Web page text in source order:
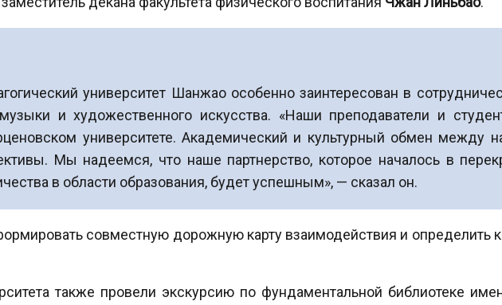
университет Шанжао особенно заинтересован в
и художественного искусства. «Наши преподаватели и
университете. Академический и культурный обмен между
Мы надеемся, что наше партнерство, которое началось в
в области образования, будет успешным», — сказал он.
совместную дорожную карту взаимодействия и определить
также провели экскурсию по фундаментальной библиотеке